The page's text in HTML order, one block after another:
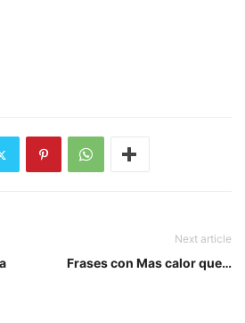
Next article
Frases con Mas calor que…